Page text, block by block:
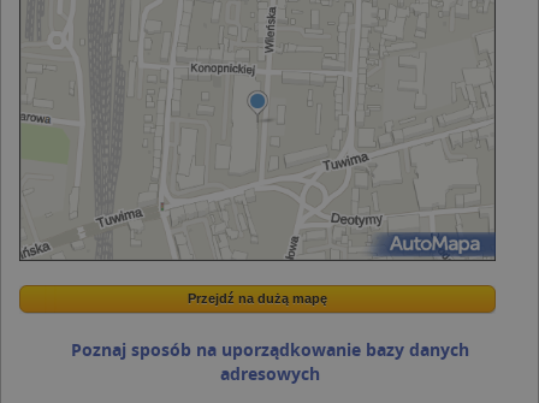
Wstaw tę mapkę na swoją stronę
Przejdź na dużą mapę
Przejdź na dużą mapę
Poznaj sposób na uporządkowanie bazy danych
adresowych